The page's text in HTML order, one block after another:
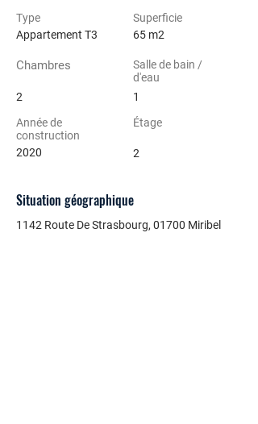
Type
Appartement T3
Chambres
2
Année de
construction
2020
Superficie
65 m2
Salle de bain /
d'eau
1
Étage
2
Situation géographique
1142 Route De Strasbourg, 01700 Miribel